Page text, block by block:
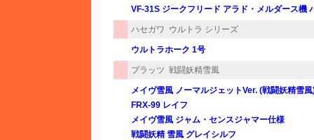
VF-31S ジークフリード アラド・メルダース機
ハセガワ ウルトラ シリーズ
ウルトラホーク 1号
プラッツ 戦闘妖精雪風
メイヴ雪風 ノーマルジェットVer. (戦闘妖精雪風
FRX-99 レイフ
メイヴ雪風 ジャム・センスジャマー仕様
戦闘妖精 雪風 グレイシルフ